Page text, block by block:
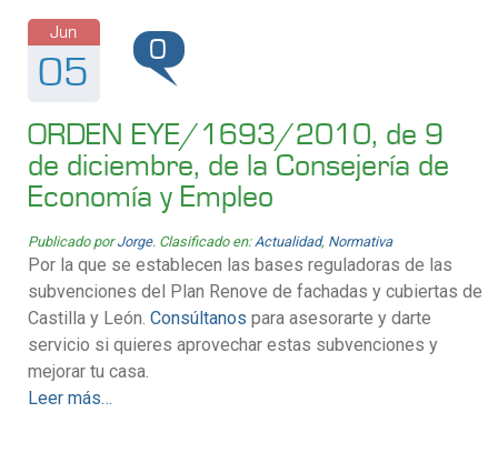
Jun
05
0
ORDEN EYE/1693/2010, de 9
de diciembre, de la Consejería de
Economía y Empleo
Publicado porJorge. Clasificado en: Actualidad, Normativa
Por la que se establecen las bases reguladoras de las
subvenciones del Plan Renove de fachadas y cubiertas de
Castilla y León. Consúltanos para asesorarte y darte
servicio si quieres aprovechar estas subvenciones y
mejorar tu casa.
Leer más…